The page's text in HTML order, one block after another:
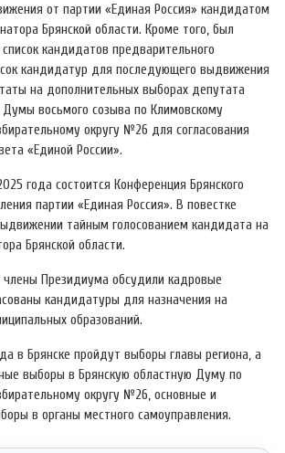
от партии «Единая Россия» кандидатом
Брянской области. Кроме того, был
кандидатов предварительного
кандидатур для последующего выдвижения
на дополнительных выборах депутата
Думы восьмого созыва по Климовскому
округу №26 для согласования
«Единой России».
года состоится Конференция Брянского
партии «Единая Россия». В повестке
тайным голосованием кандидата на
Брянской области.
члены Президиума обсудили кадровые
кандидатуры для назначения на
образований.
в Брянске пройдут выборы главы региона, а
выборы в Брянскую областную Думу по
округу №26, основные и
в органы местного самоуправления.